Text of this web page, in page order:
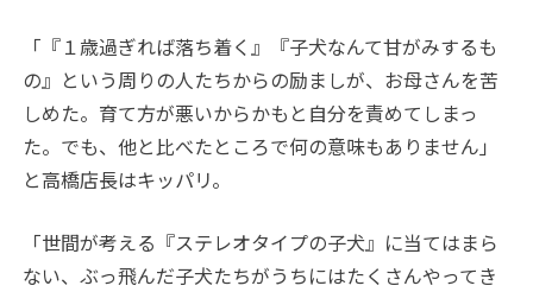
「『１歳過ぎれば落ち着く』『子犬なんて甘がみするも
の』という周りの人たちからの励ましが、お母さんを苦
しめた。育て方が悪いからかもと自分を責めてしまっ
た。でも、他と比べたところで何の意味もありません」
と高橋店長はキッパリ。
「世間が考える『ステレオタイプの子犬』に当てはまら
ない、ぶっ飛んだ子犬たちがうちにはたくさんやってき